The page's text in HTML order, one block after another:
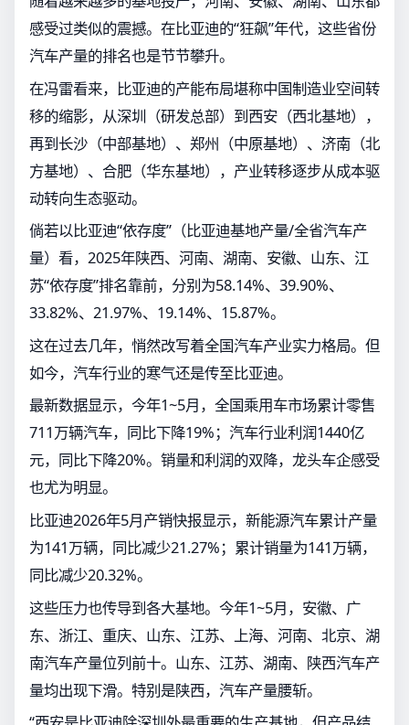
感受过类似的震撼。在比亚迪的“狂飙”年代，这些省份
汽车产量的排名也是节节攀升。
在冯雷看来，比亚迪的产能布局堪称中国制造业空间转
移的缩影，从深圳（研发总部）到西安（西北基地），
再到长沙（中部基地）、郑州（中原基地）、济南（北
方基地）、合肥（华东基地），产业转移逐步从成本驱
动转向生态驱动。
倘若以比亚迪“依存度”（比亚迪基地产量/全省汽车产
量）看，2025年陕西、河南、湖南、安徽、山东、江
苏“依存度”排名靠前，分别为58.14%、39.90%、
33.82%、21.97%、19.14%、15.87%。
这在过去几年，悄然改写着全国汽车产业实力格局。但
如今，汽车行业的寒气还是传至比亚迪。
最新数据显示，今年1~5月，全国乘用车市场累计零售
711万辆汽车，同比下降19%；汽车行业利润1440亿
元，同比下降20%。销量和利润的双降，龙头车企感受
也尤为明显。
比亚迪2026年5月产销快报显示，新能源汽车累计产量
为141万辆，同比减少21.27%；累计销量为141万辆，
同比减少20.32%。
这些压力也传导到各大基地。今年1~5月，安徽、广
东、浙江、重庆、山东、江苏、上海、河南、北京、湖
南汽车产量位列前十。山东、江苏、湖南、陕西汽车产
量均出现下滑。特别是陕西，汽车产量腰斩。